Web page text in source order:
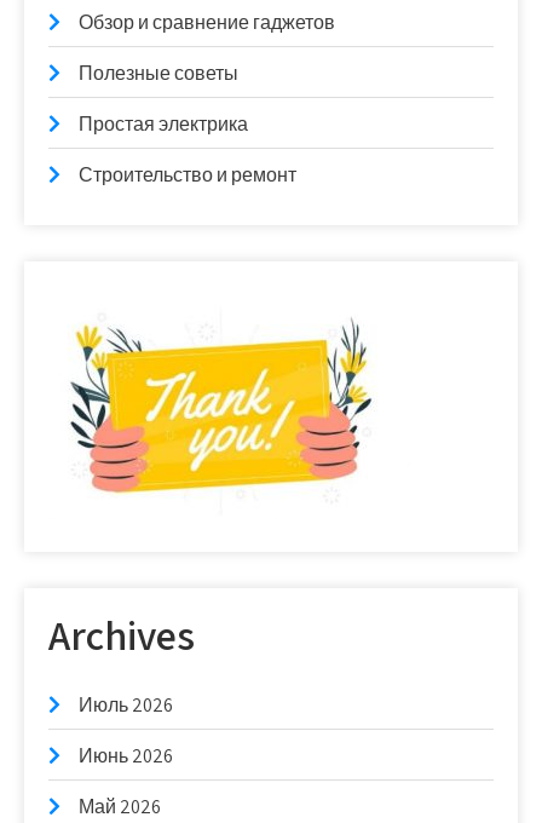
Обзор и сравнение гаджетов
Полезные советы
Простая электрика
Строительство и ремонт
Archives
Июль 2026
Июнь 2026
Май 2026